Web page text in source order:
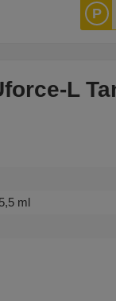
P
L
ml